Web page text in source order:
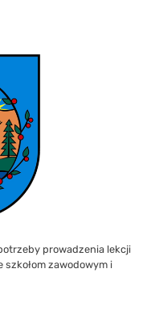
prowadzenia lekcji
zawodowym i